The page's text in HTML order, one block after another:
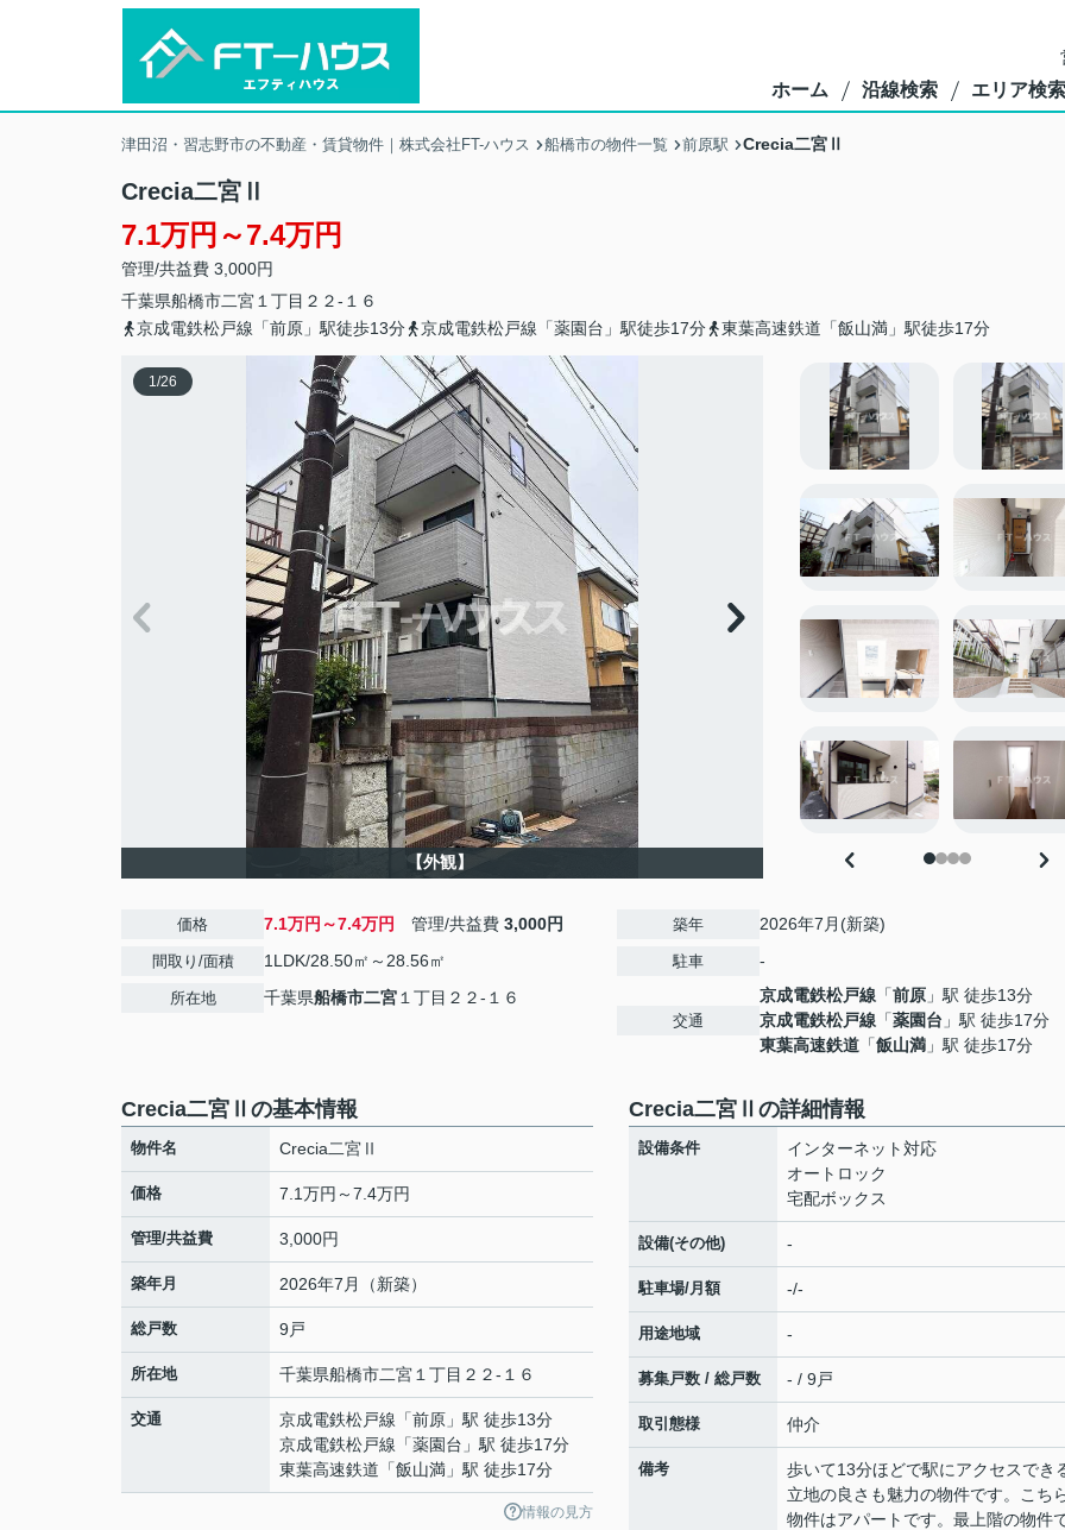
ホーム 沿線検索 エリア検索
津田沼・習志野市の不動産・賃貸物件｜株式会社FT-ハウス 船橋市の物件一覧 前原駅 Crecia二宮Ⅱ
Crecia二宮Ⅱ
7.1万円～7.4万円
管理/共益費 3,000円
千葉県船橋市二宮 １丁目２２-１６
京成電鉄松戸線「前原」駅徒歩13分
京成電鉄松戸線「薬園台」駅徒歩17分 東葉高速鉄道「飯山満」駅徒歩17分
1/26
【外観】
価格 7.1万円～7.4万円 管理/共益費 3,000円
間取り/面積 1LDK/28.50㎡～28.56㎡
所在地 千葉県船橋市二宮 １丁目２２-１６
築年 2026年7月(新築)
駐車 -
交通
京成電鉄松戸線 「前原 」駅 徒歩13分
京成電鉄松戸線 「薬園台 」駅 徒歩17分
東葉高速鉄道 「飯山満 」駅 徒歩17分
Crecia二宮Ⅱの基本情報
物件名 Crecia二宮Ⅱ
価格 7.1万円～7.4万円
管理/共益費 3,000円
築年月 2026年7月（新築）
総戸数 9戸
所在地 千葉県船橋市二宮 １丁目２２-１６
交通 京成電鉄松戸線 「前原 」駅 徒歩13分
京成電鉄松戸線 「薬園台 」駅 徒歩17分
東葉高速鉄道 「飯山満 」駅 徒歩17分
情報の見方
Crecia二宮Ⅱの詳細情報
設備条件
インターネット対応
オートロック
宅配ボックス
設備(その他) -
駐車場/月額 -/-
用途地域 -
募集戸数 / 総戸数 - / 9戸
取引態様 仲介
備考
歩いて13分ほどで駅にアクセスでき
立地の良さも魅力の物件です。こち
物件はアパートです。最上階の物件